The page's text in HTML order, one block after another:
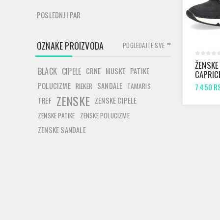
OCEAN/
7.450
POSLEDNJI PAR
OZNAKE PROIZVODA
BLACK CIPELE CRNE MUSKE PATIKE
POLUCIZME RIEKER SANDALE TAMARIS
TREF ZENSKE ZENSKE CIPELE
ZENSKE PATIKE ZENSKE POLUCIZME
ZENSKE SANDALE
POGLEDAJTE SVE